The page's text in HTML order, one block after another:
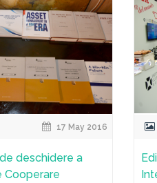
17 May 2016
deschidere a
Cooperare